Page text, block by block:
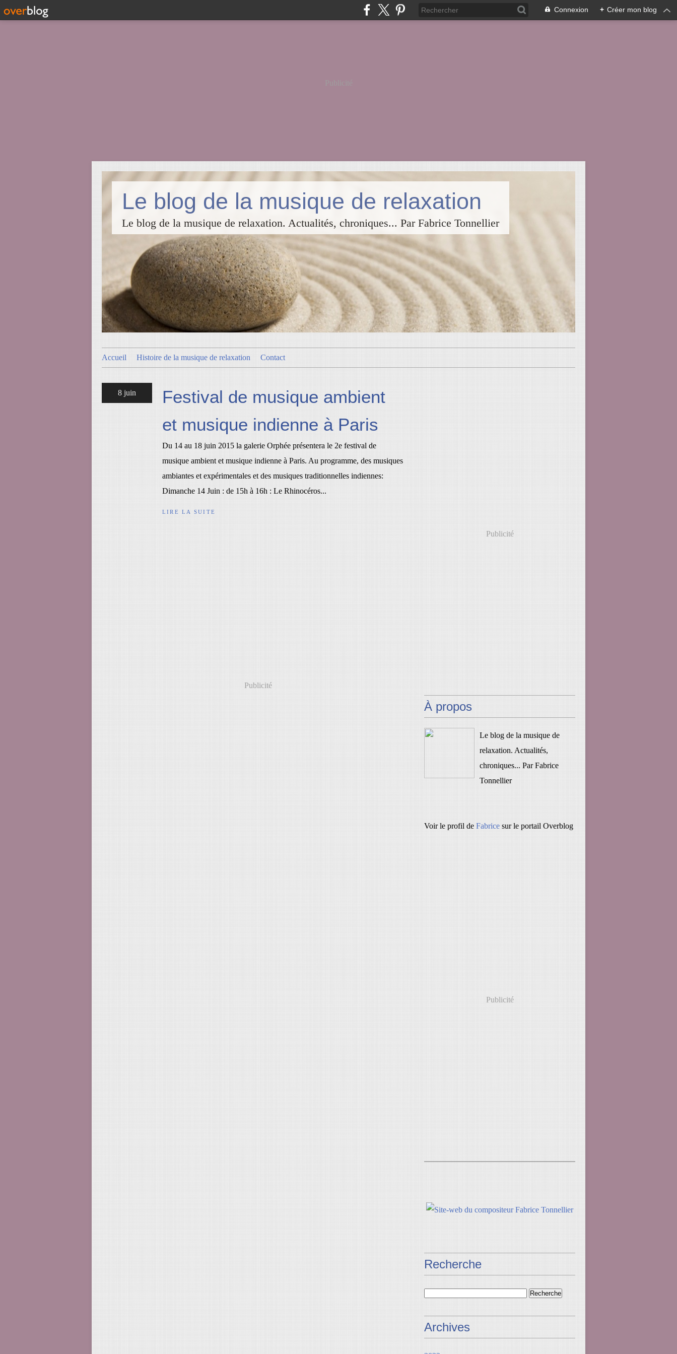
Connexion + Créer mon blog
Publicité
Le blog de la musique de relaxation
Le blog de la musique de relaxation. Actualités, chroniques... Par Fabrice Tonnellier
Accueil Histoire de la musique de relaxation Contact
8 juin
Festival de musique ambient
et musique indienne à Paris
Du 14 au 18 juin 2015 la galerie Orphée présentera le 2e festival de
musique ambient et musique indienne à Paris. Au programme, des musiques
ambiantes et expérimentales et des musiques traditionnelles indiennes:
Dimanche 14 Juin : de 15h à 16h : Le Rhinocéros...
LIRE LA SUITE
Publicité
Publicité
À propos
Le blog de la musique de
relaxation. Actualités,
chroniques... Par Fabrice
Tonnellier
Voir le profil de Fabrice sur le portail Overblog
Publicité
Recherche
Archives